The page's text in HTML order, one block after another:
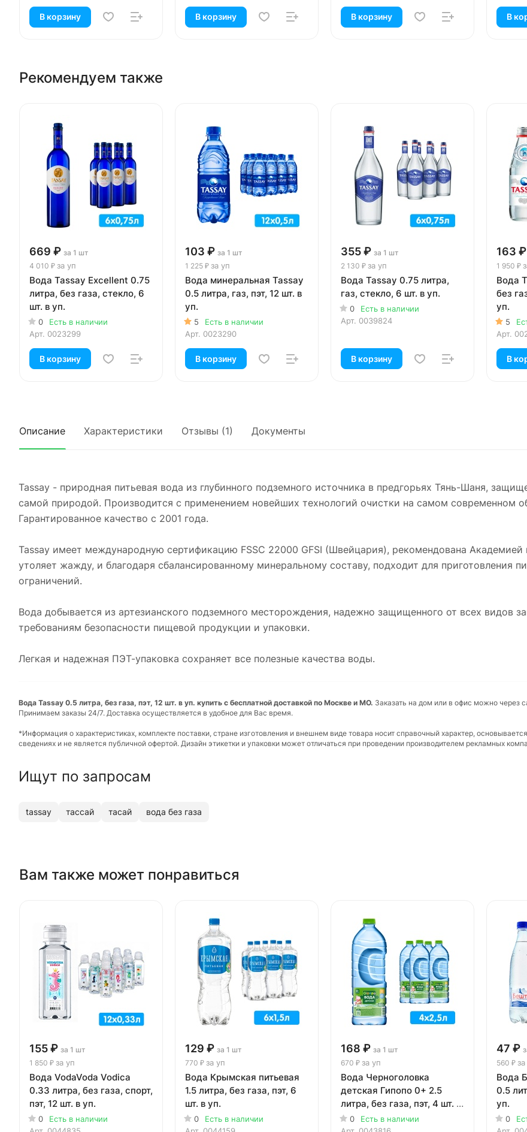
В корзину В корзину В корзину В
Рекомендуем также
669 ₽ за 1 шт
4 010 ₽ за уп
Вода Tassay Еxcellent 0.75
литра, без газа, стекло, 6
шт. в уп.
0
Есть в наличии
Арт. 0023299
В корзину
103 ₽ за 1 шт
1 225 ₽ за уп
Вода минеральная Tassay
0.5 литра, газ, пэт, 12 шт. в
уп.
5
Есть в наличии
Арт. 0023290
В корзину
355 ₽ за 1 шт
2 130 ₽ за уп
Вода Tassay 0.75 литра,
газ, стекло, 6 шт. в уп.
0
Есть в наличии
Арт. 0039824
В корзину
163 ₽
1 950 ₽
Вода
без
уп.
5
Арт.
В
Описание Характеристики Отзывы (1) Документы
Tassay - природная питьевая вода из глубинного подземного источника в предгорьях Тянь-Шаня,
самой природой. Производится с применением новейших технологий очистки на самом современном
Гарантированное качество с 2001 года.
Tassay имеет международную сертификацию FSSC 22000 GFSI (Швейцария), рекомендована Академией
утоляет жажду, и благодаря сбалансированному минеральному составу, подходит для приготовления
ограничений.
Вода добывается из артезианского подземного месторождения, надежно защищенного от всех видов
требованиям безопасности пищевой продукции и упаковки.
Легкая и надежная ПЭТ-упаковка сохраняет все полезные качества воды.
Вода Tassay 0.5 литра, без газа, пэт, 12 шт. в уп. купить с бесплатной доставкой по Москве и МО. Заказать на дом или в офис можно через
Принимаем заказы 24/7. Доставка осуществляется в удобное для Вас время.
*Информация о характеристиках, комплекте поставки, стране изготовления и внешнем виде товара носит справочный характер,
сведениях и не является публичной офертой. Дизайн этикетки и упаковки может отличаться при проведении производителем рекламных
Ищут по запросам
tassay тассай тасай вода без газа
Вам также может понравиться
155 ₽ за 1 шт
1 850 ₽ за уп
Вода VodaVoda Vodica
0.33 литра, без газа, спорт,
пэт, 12 шт. в уп.
0
Есть в наличии
129 ₽ за 1 шт
770 ₽ за уп
Вода Крымская питьевая
1.5 литра, без газа, пэт, 6
шт. в уп.
0
Есть в наличии
168 ₽ за 1 шт
670 ₽ за уп
Вода Черноголовка
детская Гипопо 0+ 2.5
литра, без газа, пэт, 4 шт. в
уп.
0
Есть в наличии
47 ₽
560 ₽
Вода
0.5
уп.
0